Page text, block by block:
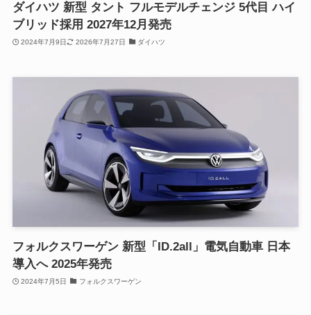
ダイハツ 新型 タント フルモデルチェンジ 5代目 ハイ
ブリッド採用 2027年12月発売
2024年7月9日 2026年7月27日 ダイハツ
フォルクスワーゲン 新型「ID.2all」電気自動車 日本
導入へ 2025年発売
2024年7月5日 フォルクスワーゲン